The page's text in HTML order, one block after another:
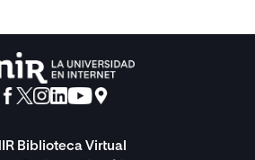
Biblioteca Virtual